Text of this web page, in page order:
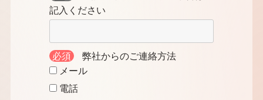
記入ください
必須
弊社からのご連絡方法
メール
電話